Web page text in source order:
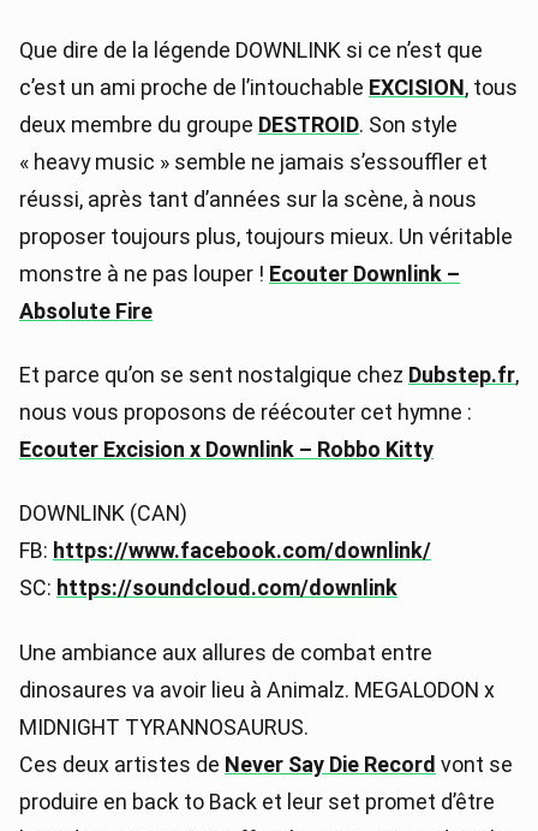
Que dire de la légende DOWNLINK si ce n’est que
c’est un ami proche de l’intouchable EXCISION, tous
deux membre du groupe DESTROID. Son style
« heavy music » semble ne jamais s’essouffler et
réussi, après tant d’années sur la scène, à nous
proposer toujours plus, toujours mieux. Un véritable
monstre à ne pas louper ! Ecouter Downlink –
Absolute Fire
Et parce qu’on se sent nostalgique chez Dubstep.fr,
nous vous proposons de réécouter cet hymne :
Ecouter Excision x Downlink – Robbo Kitty
DOWNLINK (CAN)
FB: https://www.facebook.com/downlink/
SC: https://soundcloud.com/downlink
Une ambiance aux allures de combat entre
dinosaures va avoir lieu à Animalz. MEGALODON x
MIDNIGHT TYRANNOSAURUS.
Ces deux artistes de Never Say Die Record vont se
produire en back to Back et leur set promet d’être